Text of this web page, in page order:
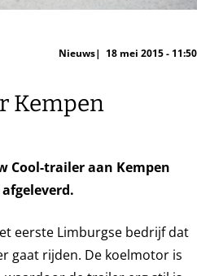
Nieuws 18 mei 2015 - 11:50
Kempen
Cool-trailer aan Kempen
eerste Limburgse bedrijf dat
gaat rijden. De koelmotor is